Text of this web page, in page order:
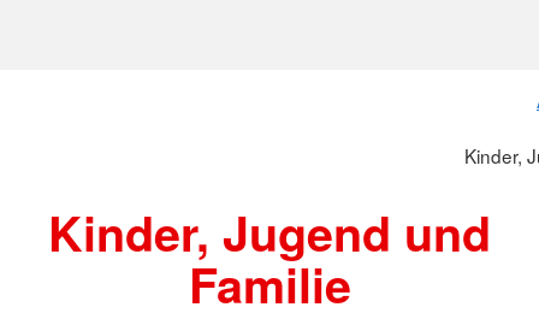
Kinder,
Kinder, Jugend und
Familie